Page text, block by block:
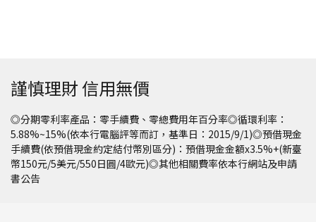
謹慎理財 信用無價
◎分期零利率產品：零手續費、零總費用年百分率◎循環利率：
5.88%~15%(依本行電腦評等而訂，基準日：2015/9/1)◎預借現金
手續費(依預借現金約定結付幣別區分)：預借現金金額x3.5%+(新臺
幣150元/5美元/550日圓/4歐元)◎其他相關費率依本行網站及申請
書公告